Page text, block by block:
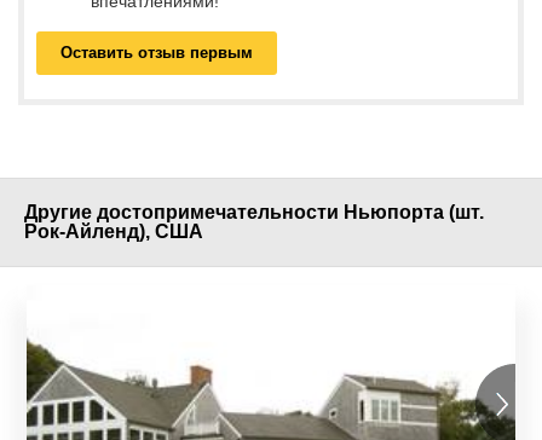
Оставить отзыв первым
Другие достопримечательности Ньюпорта (шт.
Рок-Айленд), США